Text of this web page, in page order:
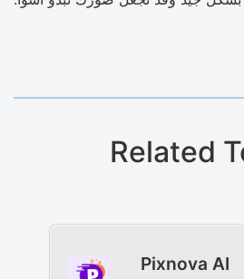
Related
Pixnova AI